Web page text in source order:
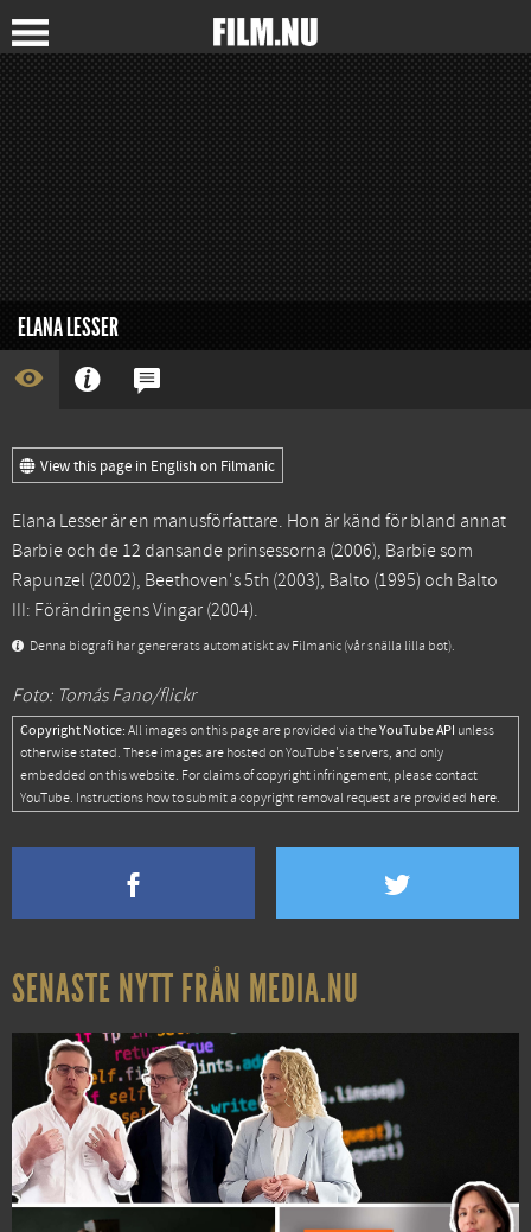
ELANA LESSER
View this page in English on Filmanic
Elana Lesser är en manusförfattare. Hon är känd för bland annat
Barbie och de 12 dansande prinsessorna (2006), Barbie som
Rapunzel (2002), Beethoven's 5th (2003), Balto (1995) och Balto
III: Förändringens Vingar (2004).
Denna biografi har genererats automatiskt av Filmanic (vår snälla lilla bot).
Foto: Tomás Fano/flickr
Copyright Notice: All images on this page are provided via theYouTube API unless
otherwise stated. These images are hosted on YouTube's servers, and only
embedded on this website. For claims of copyright infringement, please contact
YouTube. Instructions how to submit a copyright removal request are provided here.
SENASTE NYTT FRÅN MEDIA.NU